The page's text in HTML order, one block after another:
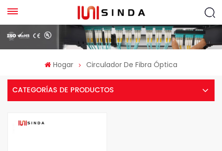
Hogar Circulador De Fibra Óptica
CATEGORÍAS DE PRODUCTOS